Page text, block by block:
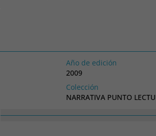
Año de edición
2009
Colección
NARRATIVA PUNTO